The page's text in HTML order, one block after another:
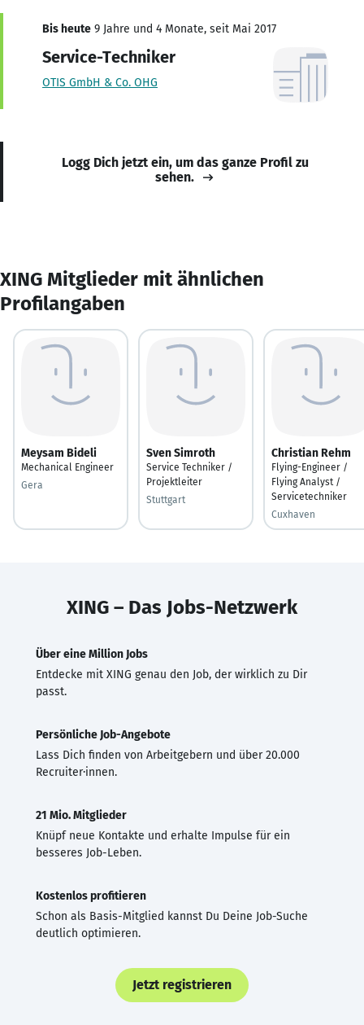
Bis heute 9 Jahre und 4 Monate, seit Mai 2017
Service-Techniker
OTIS GmbH & Co. OHG
Logg Dich jetzt ein, um das ganze Profil zu
sehen.
XING Mitglieder mit ähnlichen
Profilangaben
Meysam Bideli
Mechanical Engineer
Gera
Sven Simroth
Service Techniker /
Projektleiter
Stuttgart
Christian Rehm
Flying-Engineer /
Flying Analyst /
Servicetechniker
Cuxhaven
XING – Das Jobs-Netzwerk
Über eine Million Jobs
Entdecke mit XING genau den Job, der wirklich zu Dir
passt.
Persönliche Job-Angebote
Lass Dich finden von Arbeitgebern und über 20.000
Recruiter·innen.
21 Mio. Mitglieder
Knüpf neue Kontakte und erhalte Impulse für ein
besseres Job-Leben.
Kostenlos profitieren
Schon als Basis-Mitglied kannst Du Deine Job-Suche
deutlich optimieren.
Jetzt registrieren